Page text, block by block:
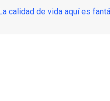
calidad de vida aquí es